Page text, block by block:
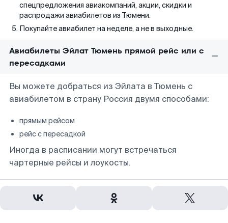
спецпредложения авиакомпаний, акции, скидки и
распродажи авиабилетов из Тюмени.
Покупайте авиабилет на неделе, а не в выходные.
Авиабилеты Эйлат Тюмень прямой рейс или с
пересадками
Вы можете добраться из Эйлата в Тюмень с
авиабилетом в страну Россия двумя способами:
прямым рейсом
рейс с пересадкой
Иногда в расписании могут встречаться
чартерные рейсы и лоукосты.